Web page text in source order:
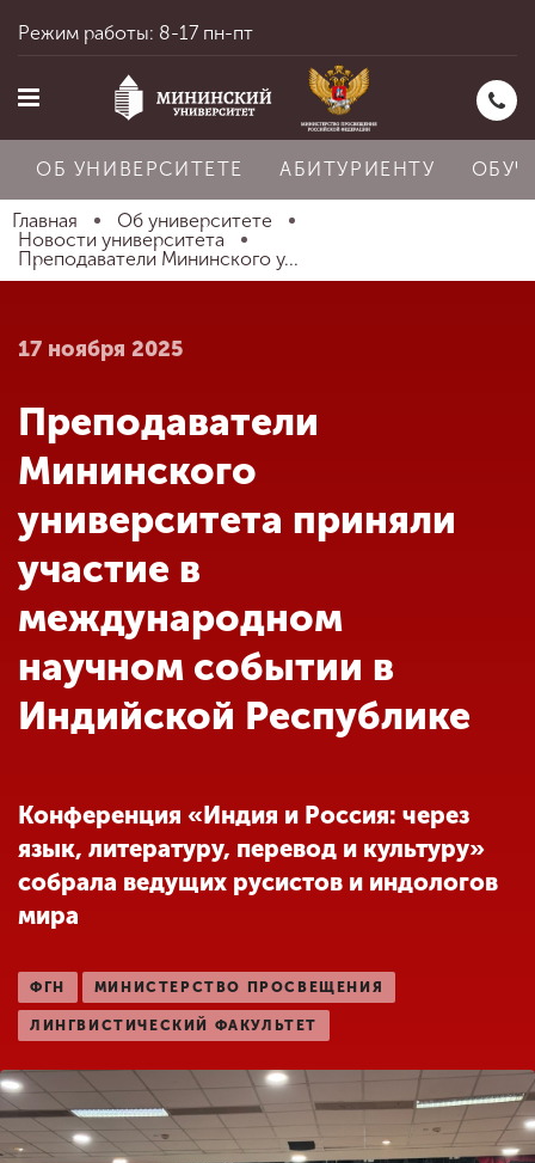
Главная
Абитуриенту
Обучение
Наука
Международная
деятельность
Другие виды
деятельности
Студенческая жизнь
Сведения об
образовательной
ENG SPN CHI
Режим работы: 8-17 пн-пт
ОБ УНИВЕРСИТЕТЕ АБИТУРИЕНТУ
Главная
Об университете
Новости университета
Преподаватели Мининского у...
17 ноября 2025
Преподаватели
Мининского
университета приняли
участие в
международном
научном событии в
Индийской Республике
Конференция «Индия и Россия: через
язык, литературу, перевод и культуру»
собрала ведущих русистов и индологов
мира
ФГН МИНИСТЕРСТВО ПРОСВЕЩЕНИЯ
ЛИНГВИСТИЧЕСКИЙ ФАКУЛЬТЕТ